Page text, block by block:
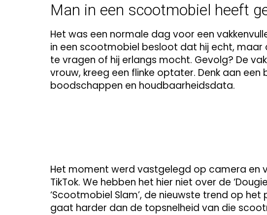
Man in een scootmobiel heeft
Het was een normale dag voor een
in een scootmobiel besloot dat hij echt,
te vragen of hij erlangs mocht. Gevolg? De
vrouw, kreeg een flinke optater. Denk aan
boodschappen en houdbaarheidsdata.
Het moment werd vastgelegd op camera en
TikTok. We hebben het hier niet over de
‘Scootmobiel Slam’, de nieuwste trend op
gaat harder dan de topsnelheid van die